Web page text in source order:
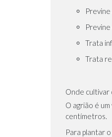
Previne
Trata
Trata
Onde cultivar
O agrião é
centímetros.
Para plantar